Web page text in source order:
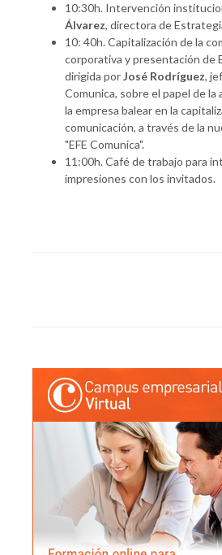
10:30h. Intervención
Álvarez, directora de
10: 40h. Capitalización de la
corporativa y presentación de
dirigida porJosé Rodríguez,
Comunica, sobre el papel de la
la empresa balear en la
comunicación, a través de la
"EFE Comunica".
11:00h. Café de trabajo para
impresiones con los invitados.